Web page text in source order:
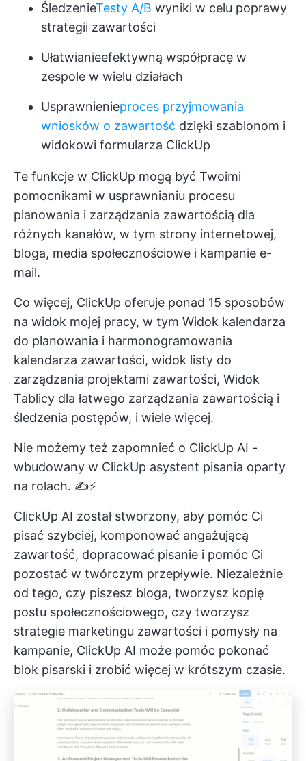
ŚledzenieTesty A/B wyniki w celu poprawy
strategii zawartości
Ułatwianieefektywną współpracę w
zespole w wielu działach
Usprawnienieproces przyjmowania
wniosków o zawartość dzięki szablonom i
widokowi formularza ClickUp
Te funkcje w ClickUp mogą być Twoimi
pomocnikami w usprawnianiu procesu
planowania i zarządzania zawartością dla
różnych kanałów, w tym strony internetowej,
bloga, media społecznościowe i kampanie e-
mail.
Co więcej, ClickUp oferuje ponad 15 sposobów
na widok mojej pracy, w tym Widok kalendarza
do planowania i harmonogramowania
kalendarza zawartości, widok listy do
zarządzania projektami zawartości, Widok
Tablicy dla łatwego zarządzania zawartością i
śledzenia postępów, i wiele więcej.
Nie możemy też zapomnieć o ClickUp AI -
wbudowany w ClickUp asystent pisania oparty
na rolach. ✍️⚡️
ClickUp AI został stworzony, aby pomóc Ci
pisać szybciej, komponować angażującą
zawartość, dopracować pisanie i pomóc Ci
pozostać w twórczym przepływie. Niezależnie
od tego, czy piszesz bloga, tworzysz kopię
postu społecznościowego, czy tworzysz
strategie marketingu zawartości i pomysły na
kampanie, ClickUp AI może pomóc pokonać
blok pisarski i zrobić więcej w krótszym czasie.